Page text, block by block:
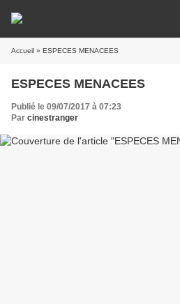
Accueil » ESPECES MENACEES
ESPECES MENACEES
Publié le 09/07/2017 à 07:23
Par cinestranger